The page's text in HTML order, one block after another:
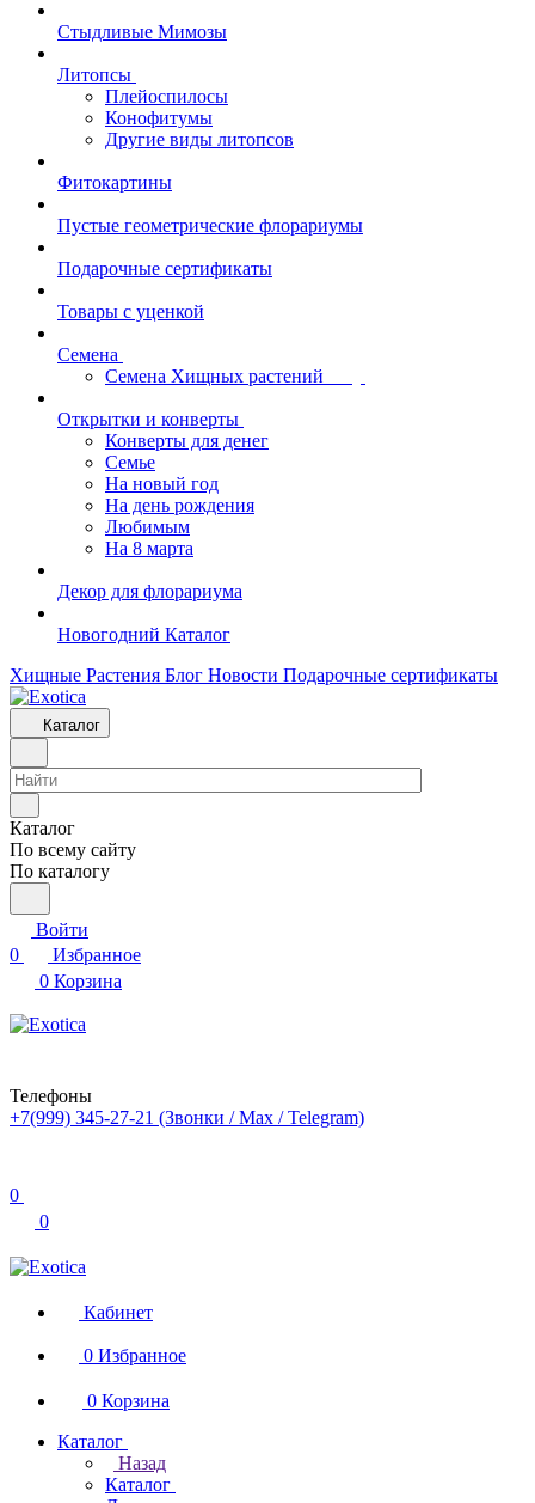
Стыдливые Мимозы
Литопсы
Плейоспилосы
Конофитумы
Другие виды литопсов
Фитокартины
Пустые геометрические флорариумы
Подарочные сертификаты
Товары с уценкой
Семена
Семена Хищных растений
Открытки и конверты
Конверты для денег
Семье
На новый год
На день рождения
Любимым
На 8 марта
Декор для флорариума
Новогодний Каталог
Хищные Растения Блог Новости Подарочные сертификаты
Каталог
Каталог
По всему сайту
По каталогу
Войти
0
Избранное
0 Корзина
Телефоны
+7(999) 345-27-21 (Звонки / Max / Telegram)
0
0
Кабинет
0 Избранное
0 Корзина
Каталог
Назад
Каталог